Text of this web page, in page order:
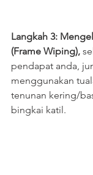
Langkah 3:
(Frame Wiping),
pendapat anda,
menggunakan
tenunan kering/
bingkai katil.